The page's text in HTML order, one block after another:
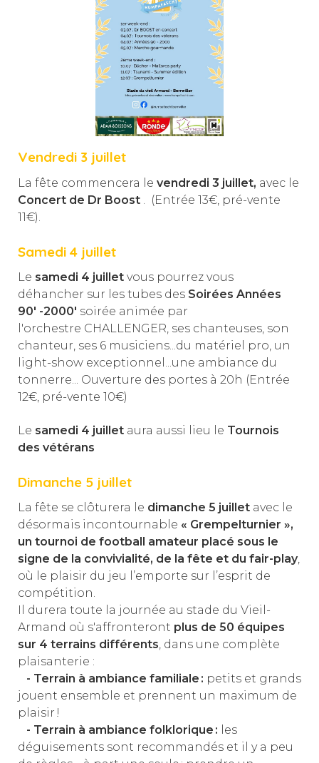
Vendredi 3 juillet
La fête commencera le vendredi 3 juillet, avec le
Concert de Dr Boost
. (Entrée 13€, pré-vente
11€).
Samedi 4 juillet
Le samedi 4 juillet vous pourrez vous
déhancher sur les tubes des Soirées Années
90' -2000' soirée animée par
l'orchestre CHALLENGER, ses chanteuses, son
chanteur, ses 6 musiciens...du matériel pro, un
light-show exceptionnel...une ambiance du
tonnerre... Ouverture des portes à 20h (Entrée
12€, pré-vente 10€)
Le samedi 4 juillet aura aussi lieu le Tournois
des vétérans
Dimanche 5 juillet
La fête se clôturera le dimanche 5 juillet avec le
désormais incontournable « Grempelturnier »,
un tournoi de football amateur placé sous le
signe de la convivialité, de la fête et du fair-play,
où le plaisir du jeu l’emporte sur l’esprit de
compétition.
Il durera toute la journée au stade du Vieil-
Armand où s'affronteront plus de 50 équipes
sur 4 terrains différents, dans une complète
plaisanterie :
- Terrain à ambiance familiale : petits et grands
jouent ensemble et prennent un maximum de
plaisir !
- Terrain à ambiance folklorique : les
déguisements sont recommandés et il y a peu